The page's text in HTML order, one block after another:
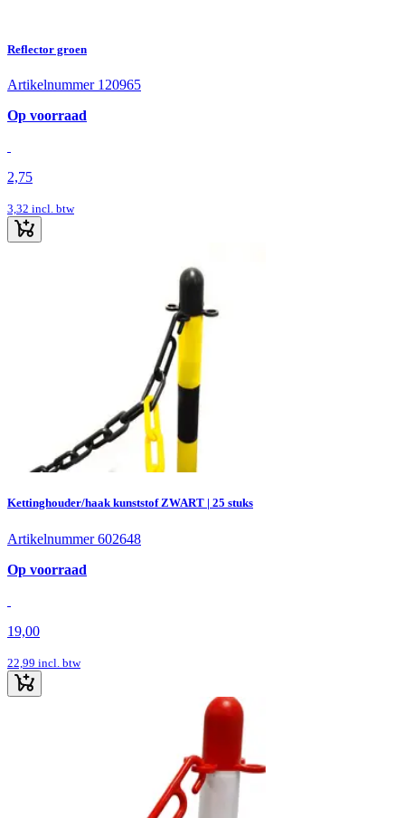
Reflector groen
Artikelnummer 120965
Op voorraad
2,75
3,32 incl. btw
Kettinghouder/haak kunststof ZWART | 25 stuks
Artikelnummer 602648
Op voorraad
19,00
22,99 incl. btw